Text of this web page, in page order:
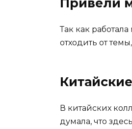
Так как
отходить от
В китайских
думала, что